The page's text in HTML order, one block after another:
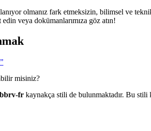
olmanız fark etmeksizin, bilimsel ve
veya dokümanlarımıza göz atın!
misiniz?
fr kaynakça stili de bulunmaktadır. Bu